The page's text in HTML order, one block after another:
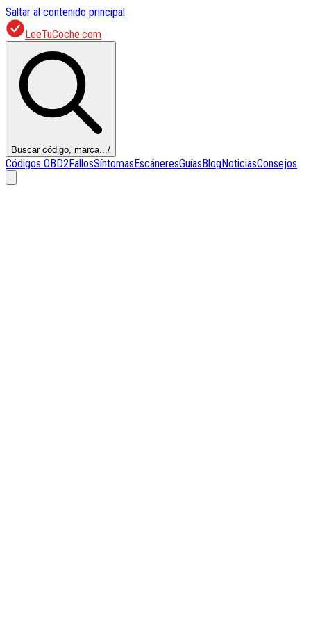
Saltar al contenido principal
LeeTuCoche.com
Buscar código, marca.../
Códigos OBD2FallosSíntomasEscáneresGuíasBlogNoticiasConsejos